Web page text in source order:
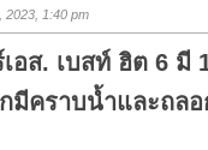
2023, 1:40 pm
อส. เบสท์ ฮิต 6 มี
มีคราบน้ำและถลอ